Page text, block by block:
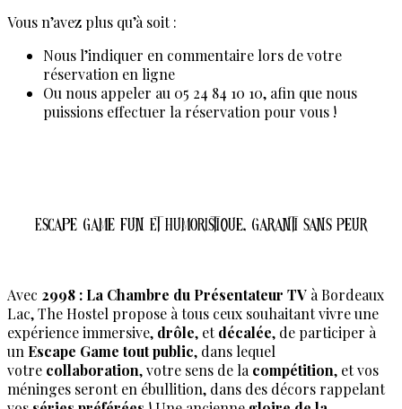
Vous n’avez plus qu’à soit :
Nous l’indiquer en commentaire lors de votre
réservation en ligne
Ou nous appeler au 05 24 84 10 10, afin que nous
puissions effectuer la réservation pour vous !
Escape Game Fun Et Humoristique, Garanti Sans Peur
Avec 2998 : La Chambre du Présentateur TV à Bordeaux
Lac, The Hostel propose à tous ceux souhaitant vivre une
expérience immersive, drôle, etdécalée, de participer à
un Escape Game tout public, dans lequel
votre collaboration, votre sens de la compétition, et vos
méninges seront en ébullition, dans des décors rappelant